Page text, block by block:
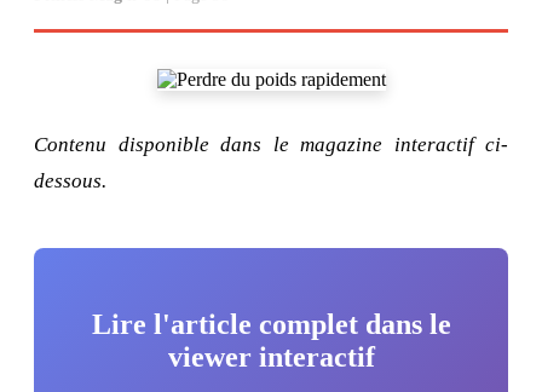
Contenu disponible dans le magazine interactif ci-
dessous.
Lire l'article complet dans le
viewer interactif